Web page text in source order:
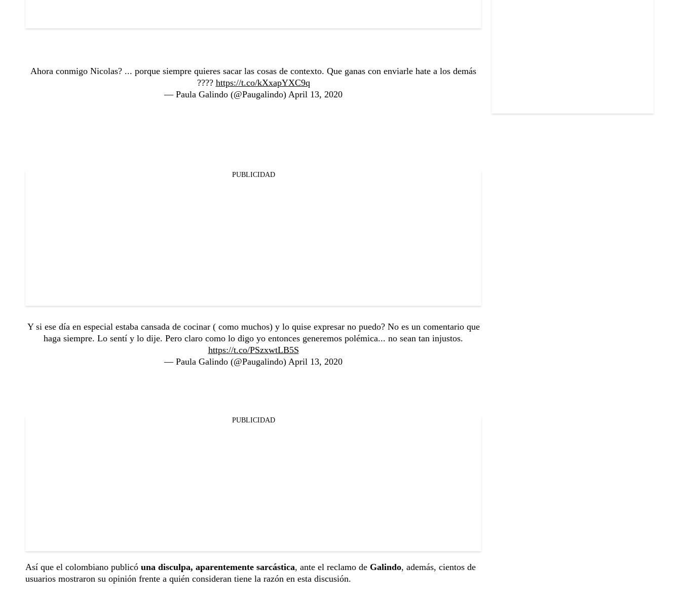
Ahora conmigo Nicolas? ... porque siempre quieres sacar las cosas de contexto. Que ganas con enviarle hate a los demás
???? https://t.co/kXxapYXC9q
— Paula Galindo (@Paugalindo) April 13, 2020
PUBLICIDAD
Y si ese día en especial estaba cansada de cocinar ( como muchos) y lo quise expresar no puedo? No es un comentario que
haga siempre. Lo sentí y lo dije. Pero claro como lo digo yo entonces generemos polémica... no sean tan injustos.
https://t.co/PSzxwtLB5S
— Paula Galindo (@Paugalindo) April 13, 2020
PUBLICIDAD
Así que el colombiano publicó una disculpa, aparentemente sarcástica, ante el reclamo de Galindo, además, cientos de
usuarios mostraron su opinión frente a quién consideran tiene la razón en esta discusión.